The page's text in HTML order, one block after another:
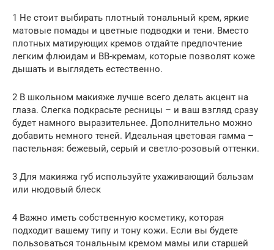
1 Не стоит выбирать плотный тональный крем, яркие
матовые помады и цветные подводки и тени. Вместо
плотных матирующих кремов отдайте предпочтение
легким флюидам и BB-кремам, которые позволят коже
дышать и выглядеть естественно.
2 В школьном макияже лучше всего делать акцент на
глаза. Слегка подкрасьте ресницы – и ваш взгляд сразу
будет намного выразительнее. Дополнительно можно
добавить немного теней. Идеальная цветовая гамма –
пастельная: бежевый, серый и светло-розовый оттенки.
3 Для макияжа губ используйте ухаживающий бальзам
или нюдовый блеск
4 Важно иметь собственную косметику, которая
подходит вашему типу и тону кожи. Если вы будете
пользоваться тональным кремом мамы или старшей